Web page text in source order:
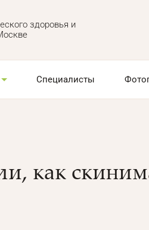
здоровья и
Специалисты
как